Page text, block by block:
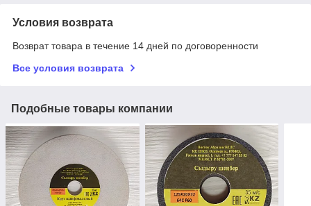
Условия возврата
Возврат товара в течение 14 дней по договоренности
Все условия возврата
Подобные товары компании